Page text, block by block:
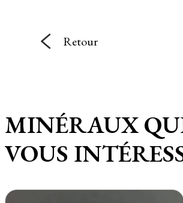
Retour
MINÉRAUX
VOUS